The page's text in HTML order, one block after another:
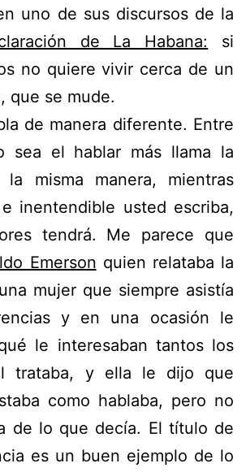
uno de sus discursos de la
de La Habana: si
no quiere vivir cerca de un
que se mude.
de manera diferente. Entre
sea el hablar más llama la
la misma manera, mientras
inentendible usted escriba,
tendrá. Me parece que
Emerson quien relataba la
mujer que siempre asistía
y en una ocasión le
le interesaban tantos los
trataba, y ella le dijo que
como hablaba, pero no
de lo que decía. El título de
es un buen ejemplo de lo